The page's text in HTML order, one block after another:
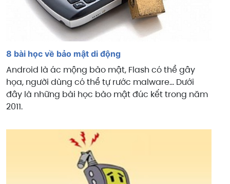
8 bài học về bảo mật di động
Android là ác mộng bảo mật, Flash có thể gây
họa, người dùng có thể tự rước malware... Dưới
đây là những bài học bảo mật đúc kết trong năm
2011.